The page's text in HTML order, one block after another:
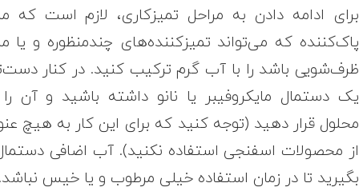
برای ادامه دادن به مراحل تمیزکاری، لازم است که
پاک‌کننده که می‌تواند تمیزکننده‌های چندمنظوره و یا
ظرف‌شویی باشد را با آب گرم ترکیب کنید. در کنار
یک دستمال مایکروفیبر یا نانو داشته باشید و آن
محلول قرار دهید (توجه کنید که برای این کار به هیچ
از محصولات اسفنجی استفاده نکنید). آب اضافی
بگیرید تا در زمان استفاده خیلی مرطوب و یا خیس